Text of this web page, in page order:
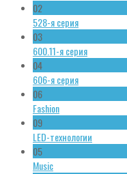
02
528-я серия
03
600.11-я серия
04
606-я серия
06
Fashion
09
LED-технологии
05
Music